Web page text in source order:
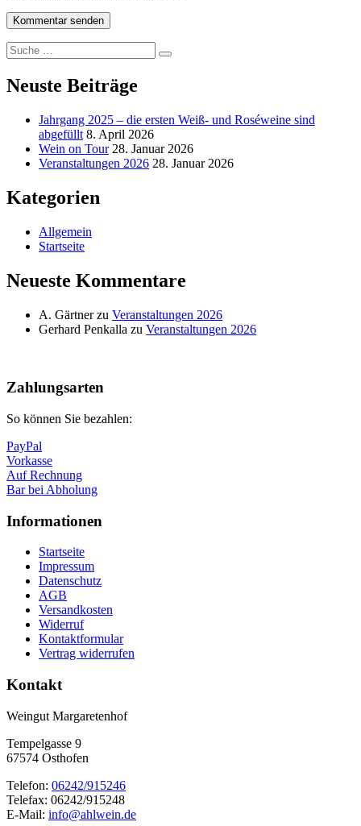
Suche
nach:
Suche
Neuste Beiträge
Jahrgang 2025 – die ersten Weiß- und Roséweine sind
abgefüllt 8. April 2026
Wein on Tour 28. Januar 2026
Veranstaltungen 2026 28. Januar 2026
Kategorien
Allgemein
Startseite
Neueste Kommentare
A. Gärtnerzu Veranstaltungen 2026
Gerhard Penkalla zu Veranstaltungen 2026
oben
Zahlungsarten
So können Sie bezahlen:
PayPal
Vorkasse
Auf Rechnung
Bar bei Abholung
Informationen
Startseite
Impressum
Datenschutz
AGB
Versandkosten
Widerruf
Kontaktformular
Vertrag widerrufen
Kontakt
Weingut Margaretenhof
Tempelgasse 9
67574 Osthofen
Telefon: 06242/915246
Telefax: 06242/915248
E-Mail: info@ahlwein.de